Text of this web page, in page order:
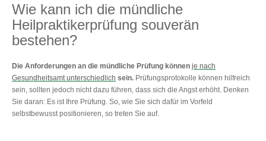
Wie kann ich die mündliche
Heilpraktikerprüfung souverän
bestehen?
Die Anforderungen an die mündliche Prüfung können je nach
Gesundheitsamt unterschiedlich sein. Prüfungsprotokolle können hilfreich
sein, sollten jedoch nicht dazu führen, dass sich die Angst erhöht. Denken
Sie daran: Es ist Ihre Prüfung. So, wie Sie sich dafür im Vorfeld
selbstbewusst positionieren, so treten Sie auf.